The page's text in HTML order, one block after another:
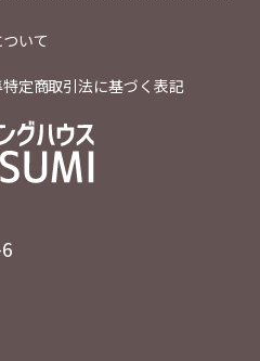
いて
定商取引法に基づく表記